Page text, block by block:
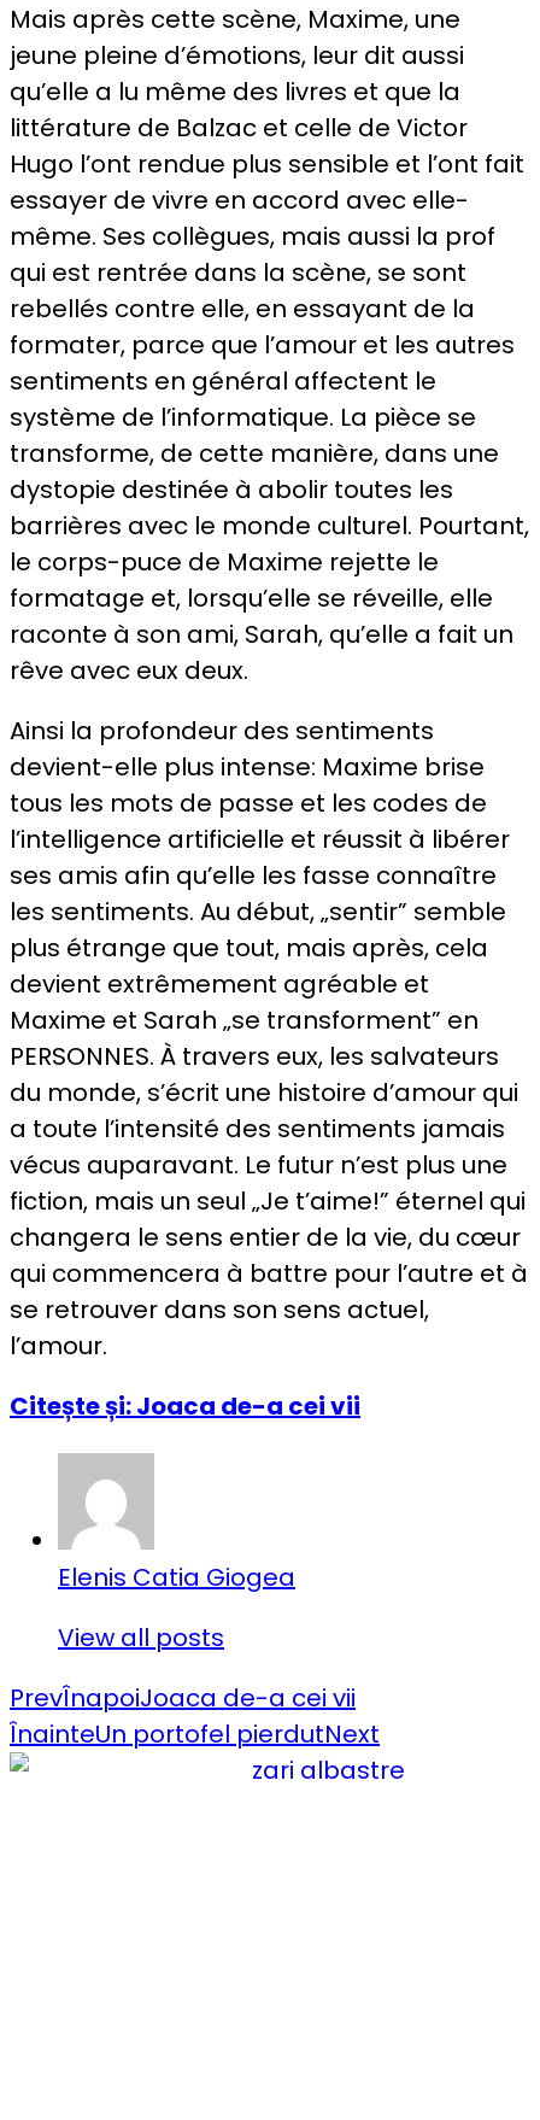
Mais après cette scène, Maxime, une
jeune pleine d’émotions, leur dit aussi
qu’elle a lu même des livres et que la
littérature de Balzac et celle de Victor
Hugo l’ont rendue plus sensible et l’ont fait
essayer de vivre en accord avec elle-
même. Ses collègues, mais aussi la prof
qui est rentrée dans la scène, se sont
rebellés contre elle, en essayant de la
formater, parce que l’amour et les autres
sentiments en général affectent le
système de l’informatique. La pièce se
transforme, de cette manière, dans une
dystopie destinée à abolir toutes les
barrières avec le monde culturel. Pourtant,
le corps-puce de Maxime rejette le
formatage et, lorsqu’elle se réveille, elle
raconte à son ami, Sarah, qu’elle a fait un
rêve avec eux deux.
Ainsi la profondeur des sentiments
devient-elle plus intense: Maxime brise
tous les mots de passe et les codes de
l’intelligence artificielle et réussit à libérer
ses amis afin qu’elle les fasse connaître
les sentiments. Au début, „sentir” semble
plus étrange que tout, mais après, cela
devient extrêmement agréable et
Maxime et Sarah „se transforment” en
PERSONNES. À travers eux, les salvateurs
du monde, s’écrit une histoire d’amour qui
a toute l’intensité des sentiments jamais
vécus auparavant. Le futur n’est plus une
fiction, mais un seul „Je t’aime!” éternel qui
changera le sens entier de la vie, du cœur
qui commencera à battre pour l’autre et à
se retrouver dans son sens actuel,
l’amour.
Citește și: Joaca de-a cei vii
Elenis Catia Giogea
View all posts
PrevÎnapoiJoaca de-a cei vii
ÎnainteUn portofel pierdutNext